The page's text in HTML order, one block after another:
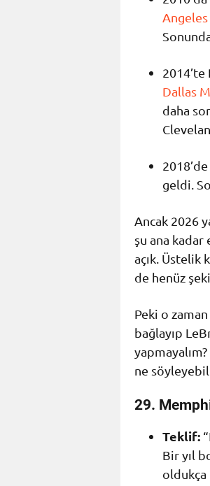
2014’te
Dallas
daha
geldi.
Ancak 2026
şu ana
açık. Üstelik
de henüz
Peki o
bağlayıp
ne
29.
Teklif:
Bir yıl
oldukça